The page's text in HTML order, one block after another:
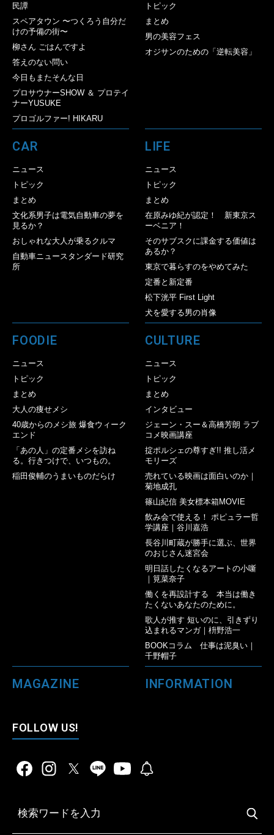
民譚
スペアタウン 〜つくろう自分だ
けの予備の街〜
柳さん ごはんですよ
答えのない問い
今日もまたそんな日
プロサウナーSHOW ＆ プロテイ
ナーYUSUKE
プロゴルファー! HIKARU
トピック
まとめ
男の美容フェス
オジサンのための「逆転美容」
CAR
ニュース
トピック
まとめ
文化系男子は電気自動車の夢を
見るか？
おしゃれな大人が乗るクルマ
自動車ニュースタンダード研究
所
LIFE
ニュース
トピック
まとめ
在原みゆ紀が認定！ 新東京ス
ーベニア！
そのサブスクに課金する価値は
あるか？
東京で暮らすのをやめてみた
定番と新定番
松下洸平 First Light
犬を愛する男の肖像
FOODIE
ニュース
トピック
まとめ
大人の痩せメシ
40歳からのメシ旅 爆食ウィーク
エンド
「あの人」の定番メシを訪ね
る。行きつけで、いつもの。
稲田俊輔のうまいものだらけ
CULTURE
ニュース
トピック
まとめ
インタビュー
ジェーン・スー＆高橋芳朗 ラブ
コメ映画講座
掟ポルシェの尊すぎ!! 推し活メ
モリーズ
売れている映画は面白いのか｜
菊地成孔
篠山紀信 美女標本箱MOVIE
飲み会で使える！ ポピュラー哲
学講座｜谷川嘉浩
長谷川町蔵が勝手に選ぶ、世界
のおじさん迷宮会
明日話したくなるアートの小噺
｜筧菜奈子
働くを再設計する 本当は働き
たくないあなたのために。
歌人が推す 短いのに、引きずり
込まれるマンガ｜枡野浩一
BOOKコラム 仕事は泥臭い｜
千野帽子
MAGAZINE INFORMATION
FOLLOW US!